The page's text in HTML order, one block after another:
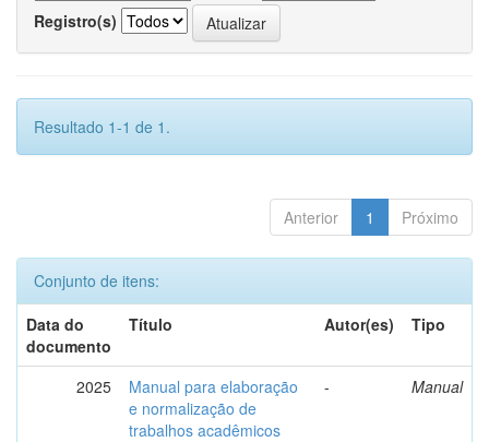
Registro(s)
Resultado 1-1 de 1.
Anterior 1 Próximo
Conjunto de itens:
Data do
documento
Título Autor(es) Tipo
2025
Manual para elaboração
e normalização de
trabalhos acadêmicos
- Manual